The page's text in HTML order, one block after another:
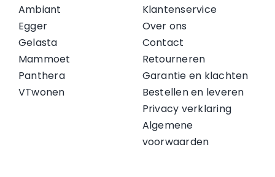
Ambiant
Egger
Gelasta
Mammoet
Panthera
VTwonen
Klantenservice
Over ons
Contact
Retourneren
Garantie en klachten
Bestellen en leveren
Privacy verklaring
Algemene
voorwaarden